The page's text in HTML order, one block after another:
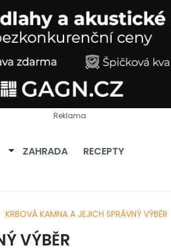
Reklama
Přepnout dropdown
ZAHRADA RECEPTY
KRBOVÁ KAMNA A JEJICH SPRÁVNÝ VÝBĚR
VÝBĚR